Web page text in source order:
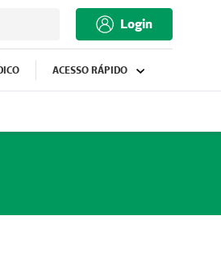
Login
ACESSO RÁPIDO